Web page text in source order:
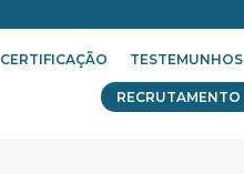
CERTIFICAÇÃO TESTEMUNHOS
RECRUTAMENTO